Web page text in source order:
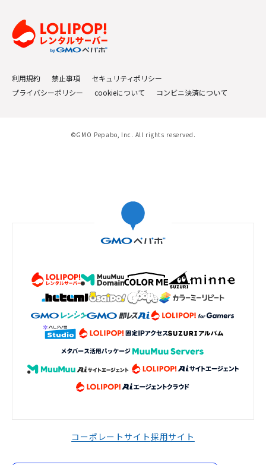
利用規約 禁止事項
セキュリティポリシー
プライバシーポリシー
cookieについて コンビニ決済について
©GMO Pepabo, Inc. All rights reserved.
コーポレートサイト採用サイト